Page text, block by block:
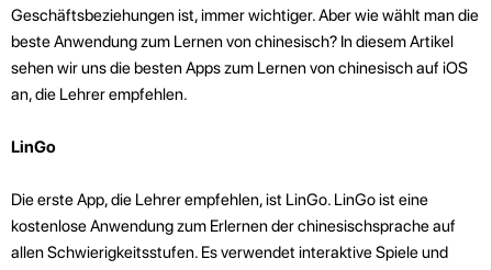
Geschäftsbeziehungen ist, immer wichtiger. Aber wie wählt man die
beste Anwendung zum Lernen von chinesisch? In diesem Artikel
sehen wir uns die besten Apps zum Lernen von chinesisch auf iOS
an, die Lehrer empfehlen.
LinGo
Die erste App, die Lehrer empfehlen, ist LinGo. LinGo ist eine
kostenlose Anwendung zum Erlernen der chinesischsprache auf
allen Schwierigkeitsstufen. Es verwendet interaktive Spiele und